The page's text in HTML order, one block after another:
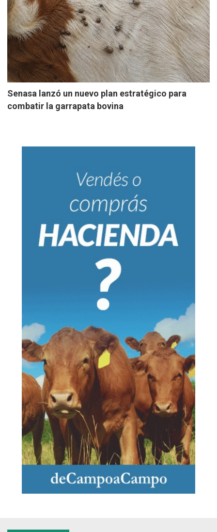
Senasa lanzó un nuevo plan estratégico para
combatir la garrapata bovina